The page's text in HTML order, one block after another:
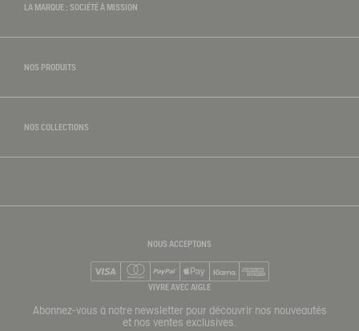
LA MARQUE : SOCIÉTÉ À MISSION
NOS PRODUITS
NOS COLLECTIONS
NOUS ACCEPTONS
Mastercard
PayPalApple Pay
VIVRE AVEC AIGLE
Abonnez-vous à notre newsletter pour découvrir nos nouveautés
et nos ventes exclusives.